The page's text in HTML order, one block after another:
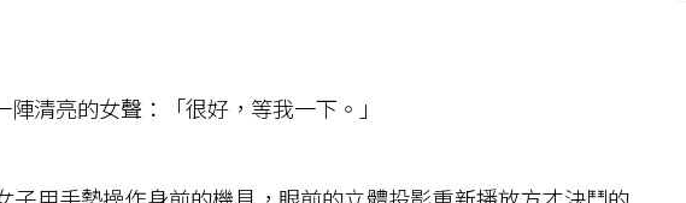
清亮的女聲：「很好，等我一下。」